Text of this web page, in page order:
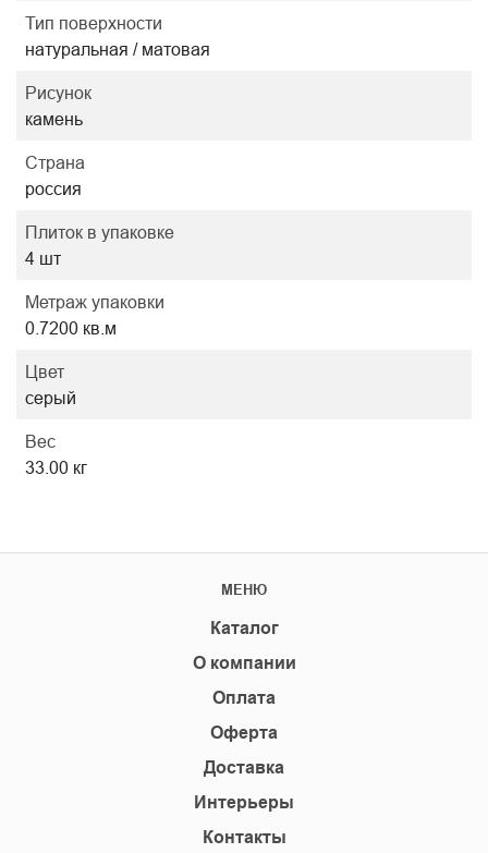
Тип поверхности
натуральная / матовая
Рисунок
камень
Страна
россия
Плиток в упаковке
4 шт
Метраж упаковки
0.7200 кв.м
Цвет
серый
Вес
33.00 кг
МЕНЮ
Каталог
О компании
Оплата
Оферта
Доставка
Интерьеры
Контакты